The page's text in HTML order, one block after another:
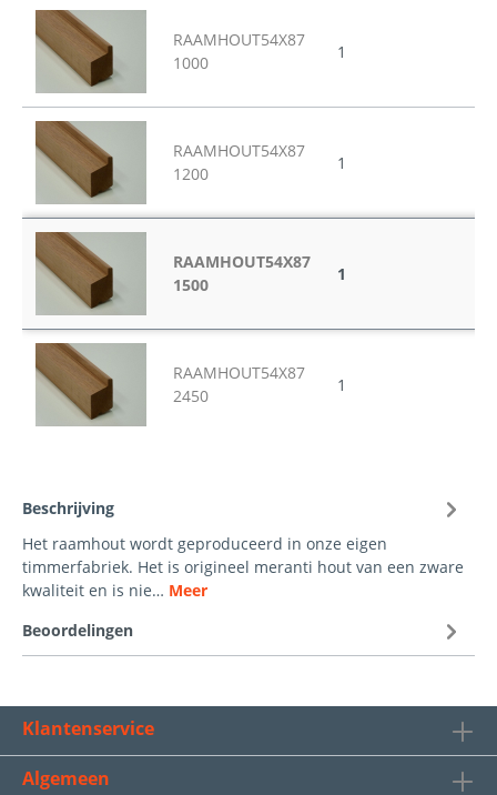
RAAMHOUT54X87
1000
1
RAAMHOUT54X87
1200
1
RAAMHOUT54X87
1500
1
RAAMHOUT54X87
2450
1
Beschrijving
Het raamhout wordt geproduceerd in onze eigen
timmerfabriek. Het is origineel meranti hout van een zware
kwaliteit en is nie… Meer
Beoordelingen
Klantenservice
Algemeen